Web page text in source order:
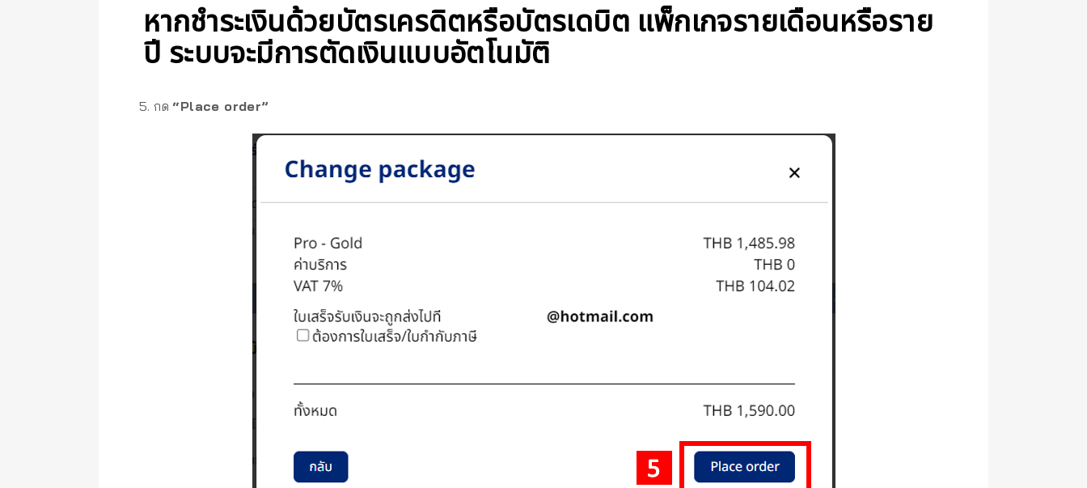
หากชำระเงินด้วยบัตรเครดิตหรือบัตรเดบิต แพ็กเกจรายเดือนหรือราย
ปี ระบบจะมีการตัดเงินแบบอัตโนมัติ
5. กด “Place order”